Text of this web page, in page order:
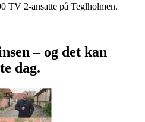
TV 2-ansatte på Teglholmen.
– og det kan
dag.